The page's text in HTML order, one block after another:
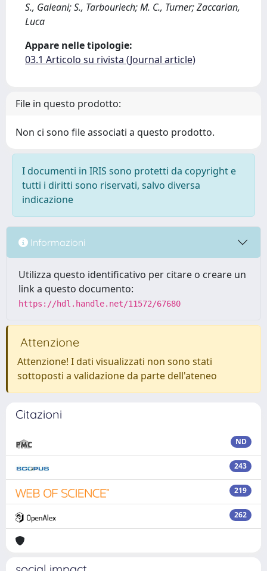
S., Galeani; S., Tarbouriech; M. C., Turner; Zaccarian,
Luca
Appare nelle tipologie:
03.1 Articolo su rivista (Journal article)
File in questo prodotto:
Non ci sono file associati a questo prodotto.
I documenti in IRIS sono protetti da copyright e
tutti i diritti sono riservati, salvo diversa
indicazione
Informazioni
Utilizza questo identificativo per citare o creare un
link a questo documento:
https://hdl.handle.net/11572/67680
Attenzione
Attenzione! I dati visualizzati non sono stati
sottoposti a validazione da parte dell'ateneo
Citazioni
ND
243
219
262